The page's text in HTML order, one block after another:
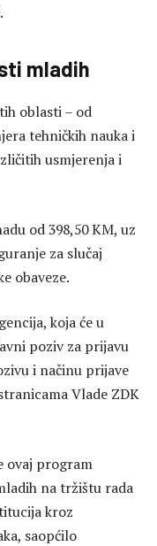
mladih
oblasti – od
tehničkih nauka i
usmjerenja i
od 398,50 KM, uz
za slučaj
obaveze.
koja će u
poziv za prijavu
i načinu prijave
Vlade ZDK
ovaj program
na tržištu rada
kroz
saopćilo